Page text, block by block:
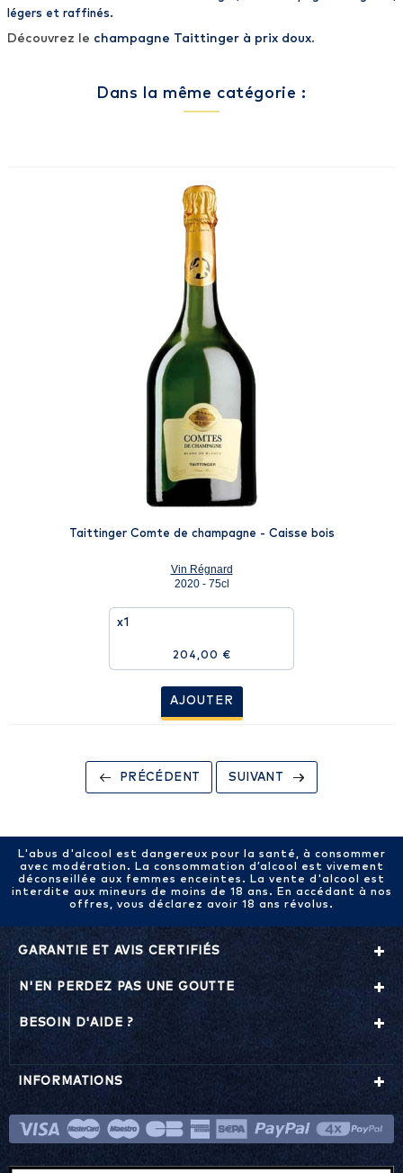
légers et raffinés.
Découvrez le champagne Taittinger à prix doux.
Dans la même catégorie :
Taittinger Comte de champagne - Caisse bois
Vin Régnard
2020 - 75cl
x1
204,00 €
AJOUTER
PRÉCÉDENT SUIVANT
L'abus d'alcool est dangereux pour la santé, à consommer
avec modération. La consommation d’alcool est vivement
déconseillée aux femmes enceintes. La vente d'alcool est
interdite aux mineurs de moins de 18 ans. En accédant à nos
offres, vous déclarez avoir 18 ans révolus.
GARANTIE ET AVIS CERTIFIÉS
N'EN PERDEZ PAS UNE GOUTTE
BESOIN D'AIDE ?
INFORMATIONS